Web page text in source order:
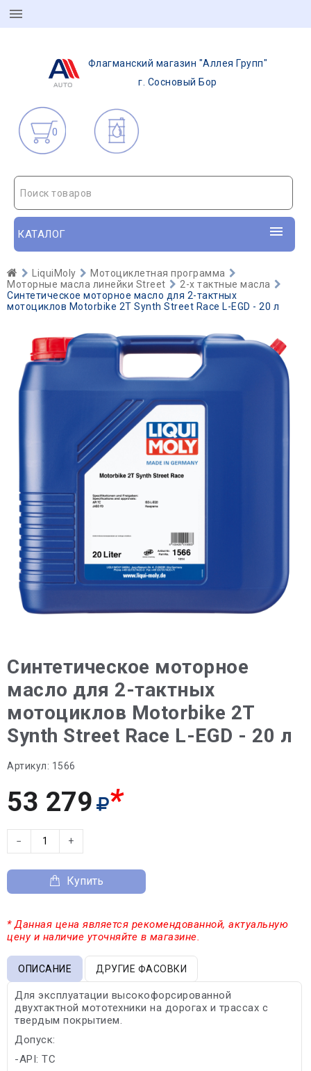
Флагманский магазин "Аллея Групп"
г. Сосновый Бор
0
Поиск товаров
КАТАЛОГ
LiquiMoly
Мотоциклетная программа
Моторные масла линейки Street
2-х тактные масла
Синтетическое моторное масло для 2-тактных
мотоциклов Motorbike 2T Synth Street Race L-EGD - 20 л
Синтетическое моторное
масло для 2-тактных
мотоциклов Motorbike 2T
Synth Street Race L-EGD - 20 л
Артикул: 1566
53 279 *
− +
Купить
* Данная цена является рекомендованной, актуальную
цену и наличие уточняйте в магазине.
ОПИСАНИЕ ДРУГИЕ ФАСОВКИ
Для эксплуатации высокофорсированной
двухтактной мототехники на дорогах и трассах с
твердым покрытием.
Допуск:
-API: TC